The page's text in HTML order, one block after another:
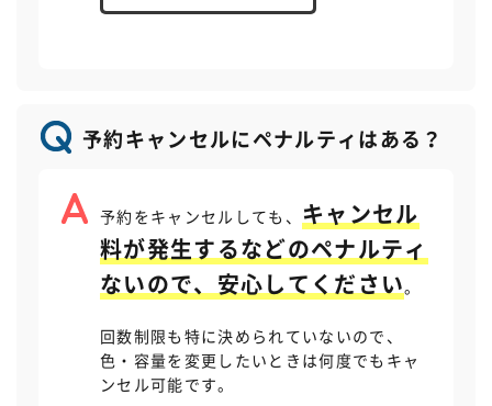
予約キャンセルにペナルティはある？
予約をキャンセルしても、 キャンセル
料が発生するなどのペナルティ
ないので、安心してください。
回数制限も特に決められていないので、
色・容量を変更したいときは何度でもキャ
ンセル可能です。